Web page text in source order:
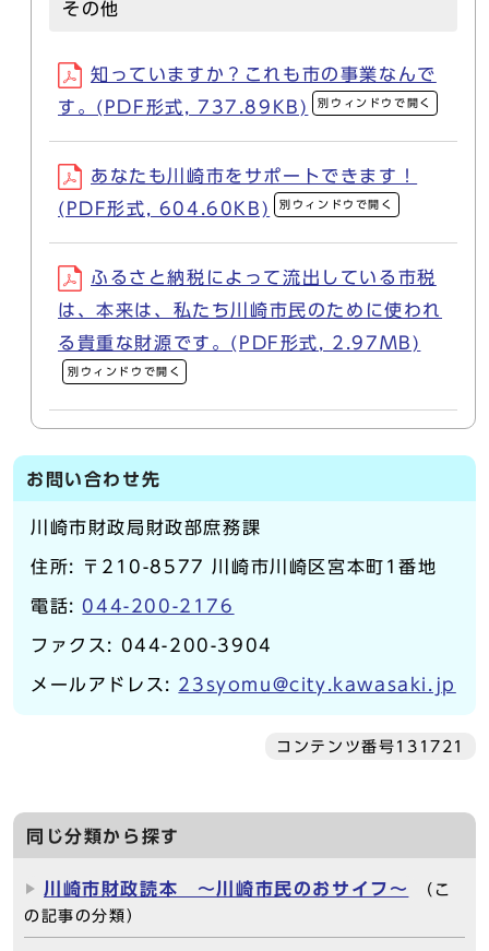
その他
知っていますか？これも市の事業なんで
す。(PDF形式, 737.89KB)
別ウィンドウで開く
あなたも川崎市をサポートできます！
(PDF形式, 604.60KB)
別ウィンドウで開く
ふるさと納税によって流出している市税
は、本来は、私たち川崎市民のために使われ
る貴重な財源です。(PDF形式, 2.97MB)
別ウィンドウで開く
お問い合わせ先
川崎市財政局財政部庶務課
住所: 〒210-8577 川崎市川崎区宮本町1番地
電話: 044-200-2176
ファクス: 044-200-3904
メールアドレス: 23syomu@city.kawasaki.jp
コンテンツ番号131721
同じ分類から探す
川崎市財政読本 ～川崎市民のおサイフ～
（こ
の記事の分類）